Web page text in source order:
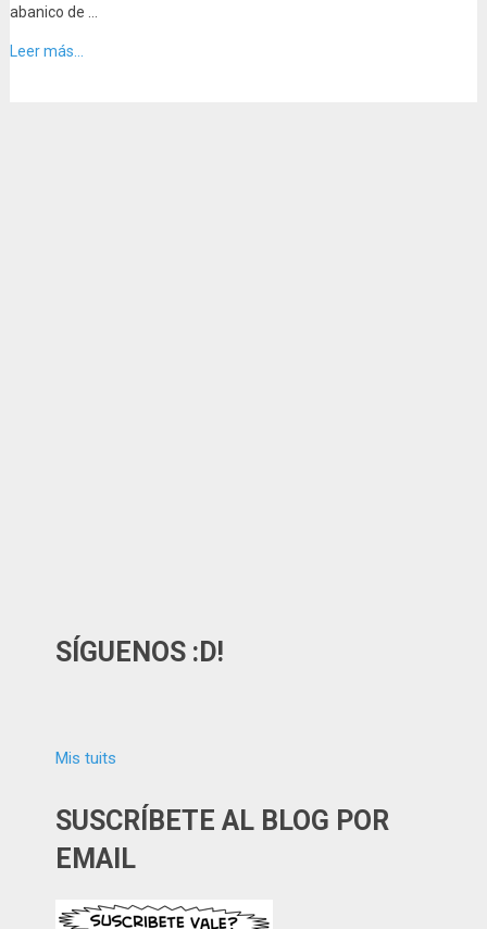
abanico de …
Leer más...
SÍGUENOS :D!
Mis tuits
SUSCRÍBETE AL BLOG POR
EMAIL